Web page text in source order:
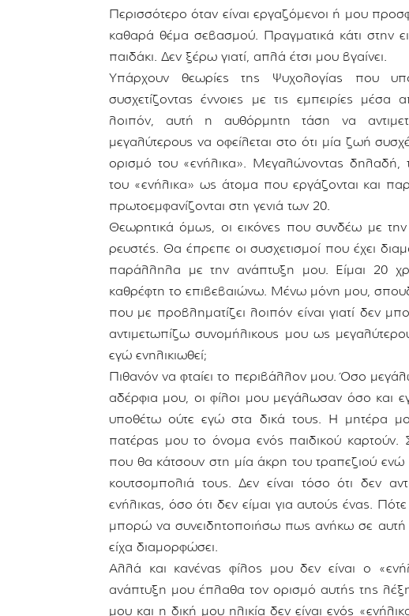
Περισσότερο όταν είναι εργαζόμενοι ή μου
καθαρά θέμα σεβασμού. Πραγματικά κάτι στην
παιδάκι. Δεν ξέρω γιατί, απλά έτσι μου βγαίνει.
Υπάρχουν θεωρίες της Ψυχολογίας που
συσχετίζοντας έννοιες με τις εμπειρίες μέσα
λοιπόν, αυτή η αυθόρμητη τάση να
μεγαλύτερους να οφείλεται στο ότι μία ζωή
ορισμό του «ενήλικα». Μεγαλώνοντας
του «ενήλικα» ως άτομα που εργάζονται και
πρωτοεμφανίζονται στη γενιά των 20.
Θεωρητικά όμως, οι εικόνες που συνδέω με την
ρευστές. Θα έπρεπε οι συσχετισμοί που έχει
παράλληλα με την ανάπτυξη μου. Είμαι 20
καθρέφτη το επιβεβαιώνω. Μένω μόνη μου,
που με προβληματίζει λοιπόν είναι γιατί δεν
αντιμετωπίζω συνομήλικους μου ως
εγώ ενηλικιωθεί;
Πιθανόν να φταίει το περιβάλλον μου. Όσο
αδέρφια μου, οι φίλοι μου μεγάλωσαν όσο και
υποθέτω ούτε εγώ στα δικά τους. Η μητέρα
πατέρας μου το όνομα ενός παιδικού καρτούν.
που θα κάτσουν στη μία άκρη του τραπεζιού ενώ
κουτσομπολιά τους. Δεν είναι τόσο ότι δεν
ενήλικας, όσο ότι δεν είμαι για αυτούς ένας.
μπορώ να συνειδητοποιήσω πως ανήκω σε αυτή
είχα διαμορφώσει.
Αλλά και κανένας φίλος μου δεν είναι ο
ανάπτυξη μου έπλαθα τον ορισμό αυτής της
μου και η δική μου ηλικία δεν είναι ενός